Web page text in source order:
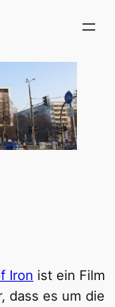
Iron ist ein Film
dass es um die